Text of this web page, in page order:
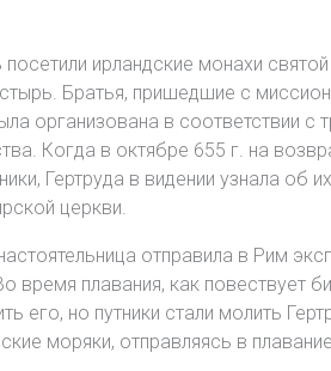
ирландские монахи
Братья, пришедшие с
организована в соответствии с
Когда в октябре 655 г. на
Гертруда в видении узнала об
церкви.
отправила в Рим
плавания, как повествует
его, но путники стали молить
моряки, отправляясь в